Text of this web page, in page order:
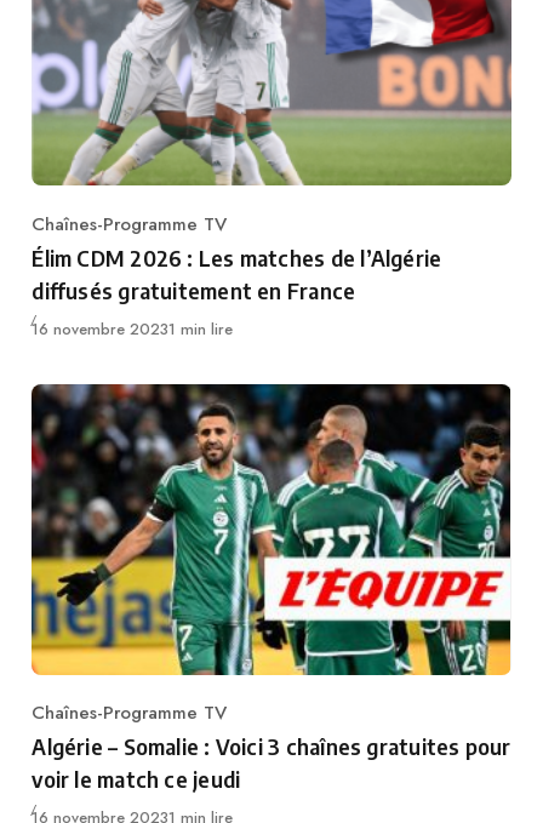
Category
Chaînes-Programme TV
Élim CDM 2026 : Les matches de l’Algérie
diffusés gratuitement en France
Publié
16 novembre 20231 min lire
Category
Chaînes-Programme TV
Algérie – Somalie : Voici 3 chaînes gratuites pour
voir le match ce jeudi
Publié
16 novembre 20231 min lire